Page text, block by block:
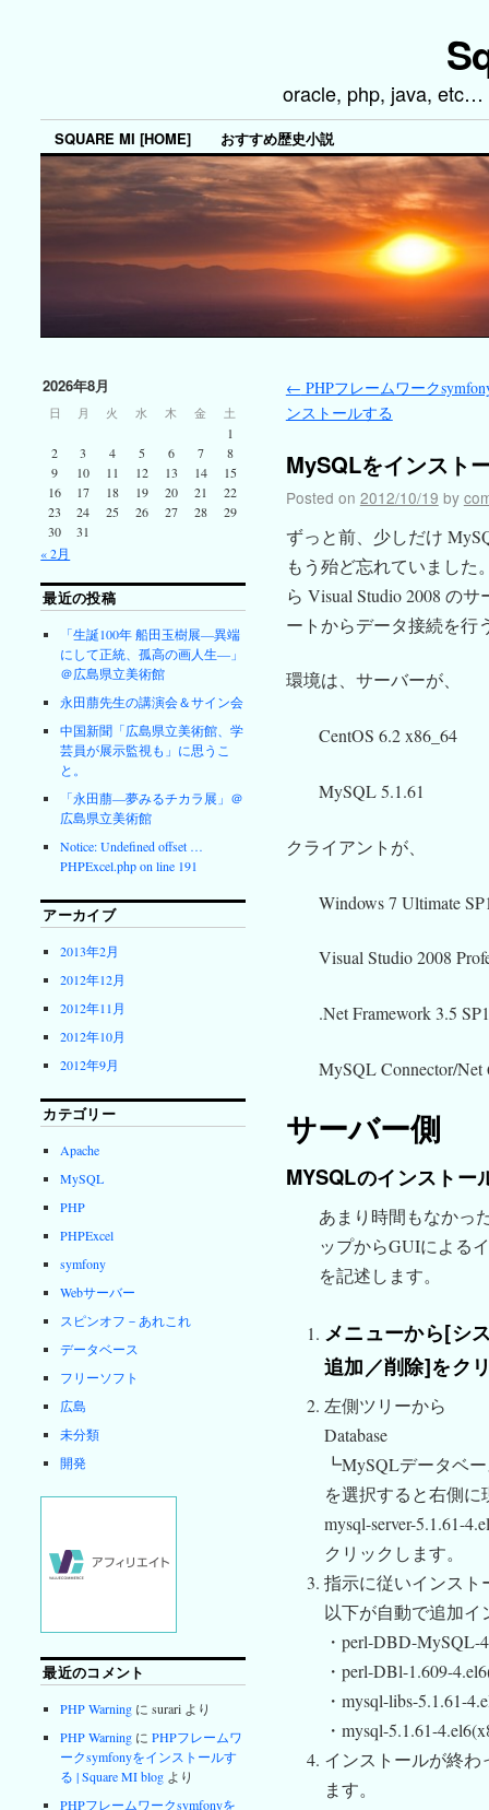
oracle, php, java, etc…
SQUARE MI [HOME] おすすめ歴史小説
← PHPフレームワーク
ンストールする
MySQLをインスト
Posted on 2012/10/19 by
ずっと前、少しだけ
もう殆ど忘れていました
ら Visual Studio 2008 の
ートからデータ接続を行
環境は、サーバーが、
CentOS 6.2 x86_64
MySQL 5.1.61
クライアントが、
Windows 7 Ultimate
Visual Studio 2008
.Net Framework 3.5 SP1
MySQL Connector/Net
サーバー側
MYSQLのインストー
あまり時間もなかっ
ップからGUIによる
を記述します。
メニューから[シ
追加／削除]をク
左側ツリーから
Database
┗MySQLデータベ
を選択すると右側に
mysql-server-5.1.61-
クリックします。
指示に従いインスト
以下が自動で追加
・perl-DBD-MySQL-
・perl-DBl-1.609-
・mysql-libs-5.1.61-
・mysql-5.1.61-
インストールが終
ます。
2026年8月
日 月 火 水 木 金 土
« 2月
1
2
3 4 5 6 7
8
9
10 11 12 13 14
15
16
17 18 19 20 21
22
23
24 25 26 27 28
29
30
31
最近の投稿
「生誕100年 船田玉樹展―異端
にして正統、孤高の画人生―」
＠広島県立美術館
永田萠先生の講演会＆サイン会
中国新聞「広島県立美術館、学
芸員が展示監視も」に思うこ
と。
「永田萠―夢みるチカラ展」＠
広島県立美術館
Notice: Undefined offset …
PHPExcel.php on line 191
アーカイブ
2013年2月
2012年12月
2012年11月
2012年10月
2012年9月
カテゴリー
Apache
MySQL
PHP
PHPExcel
symfony
Webサーバー
スピンオフ－あれこれ
データベース
フリーソフト
広島
未分類
開発
最近のコメント
PHP Warning に surari より
PHP Warning にPHPフレームワ
ークsymfonyをインストールす
る | Square MI blog より
PHPフレームワークsymfonyを